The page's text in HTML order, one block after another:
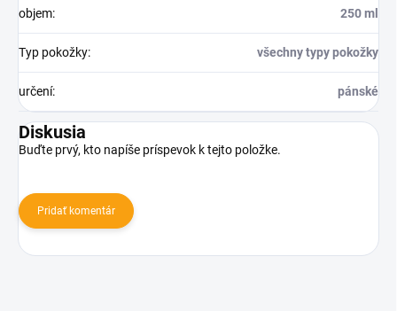
objem: 250 ml
Typ pokožky: všechny typy pokožky
určení: pánské
Diskusia
Buďte prvý, kto napíše príspevok k tejto položke.
Pridať komentár